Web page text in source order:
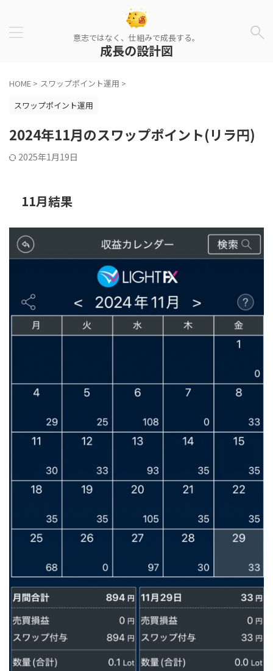
意志ではなく、仕組みで成長する。
成長の設計図
HOME > スワップポイント運用 >
スワップポイント運用
2024年11月のスワップポイント(リラ円)
2025年1月19日
11月結果